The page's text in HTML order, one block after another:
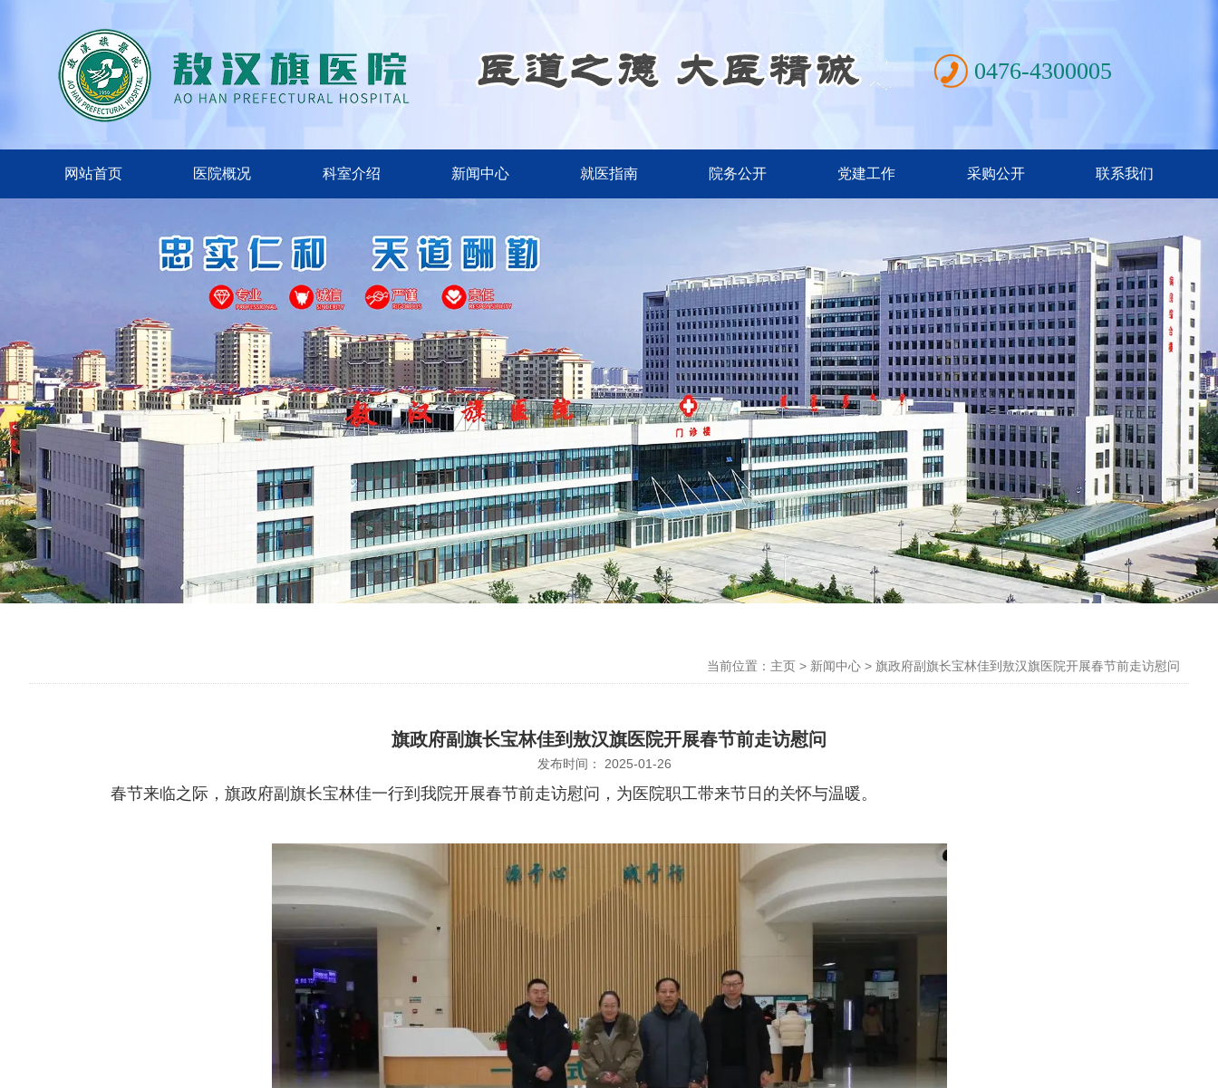
0476-4300005
网站首页 医院概况 科室介绍 新闻中心 就医指南 院务公开 党建工作 采购公开 联系我们
当前位置：主页 > 新闻中心 > 旗政府副旗长宝林佳到敖汉旗医院开展春节前走访慰问
旗政府副旗长宝林佳到敖汉旗医院开展春节前走访慰问
发布时间： 2025-01-26
春节来临之际，旗政府副旗长宝林佳一行到我院开展春节前走访慰问，为医院职工带来节日的关怀与温暖。